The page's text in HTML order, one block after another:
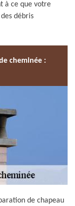
à ce que votre
débris
cheminée :
de chapeau